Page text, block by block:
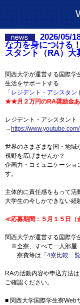
2026/05/
な力を身につける
スタント（RA）大
関西大学が運営する国際学
生活をサポートする
「レジデント・アシスタン
★★月２万円のRA奨励金
レジデント・アシスタント
→ https://
世界のさまざまな国・地域
視野を広げませんか？
企画力・コミュニケーショ
す。
主体的に責任感をもって活
大学生の今しかできない経
≪応募期間：５月１５日（
関西大学が運営する国際学
※全寮、すべて一人部屋
寮費等は 「4寮比較一覧
RAの活動内容や申込方法は
ご確認ください。
■ 関西大学国際学生寮Web